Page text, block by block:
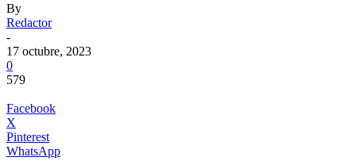
By
Redactor
-
17 octubre, 2023
0
579
Facebook
X
Pinterest
WhatsApp